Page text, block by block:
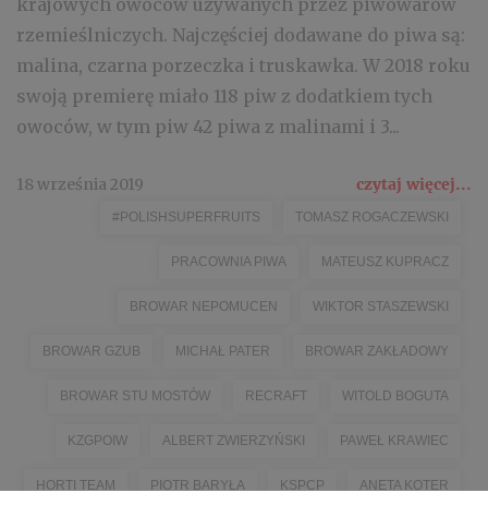
krajowych owoców używanych przez piwowarów
rzemieślniczych. Najczęściej dodawane do piwa są:
malina, czarna porzeczka i truskawka. W 2018 roku
swoją premierę miało 118 piw z dodatkiem tych
owoców, w tym piw 42 piwa z malinami i 3...
18 września 2019 czytaj więcej...
#POLISHSUPERFRUITS TOMASZ ROGACZEWSKI
PRACOWNIA PIWA MATEUSZ KUPRACZ
BROWAR NEPOMUCEN WIKTOR STASZEWSKI
BROWAR GZUB MICHAŁ PATER BROWAR ZAKŁADOWY
BROWAR STU MOSTÓW RECRAFT WITOLD BOGUTA
KZGPOIW ALBERT ZWIERZYŃSKI PAWEŁ KRAWIEC
HORTI TEAM PIOTR BARYŁA KSPCP ANETA KOTER